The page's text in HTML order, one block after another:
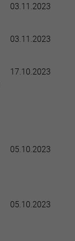
03.11.2023
03.11.2023
17.10.2023
05.10.2023
05.10.2023